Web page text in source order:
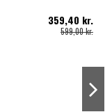
359,40 kr.
599,00 kr.